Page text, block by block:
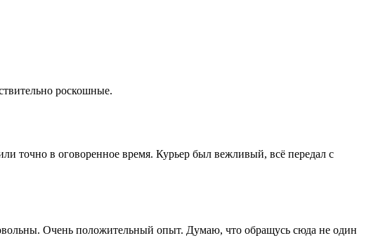
роскошные.
точно в оговоренное время. Курьер был вежливый, всё передал с
Очень положительный опыт. Думаю, что обращусь сюда не один